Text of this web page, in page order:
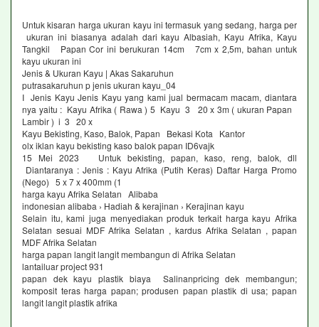
Untuk kisaran harga ukuran kayu ini termasuk yang sedang, harga per
ukuran ini biasanya adalah dari kayu Albasiah, Kayu Afrika, Kayu
Tangkil Papan Cor ini berukuran 14cm 7cm x 2,5m, bahan untuk
kayu ukuran ini
Jenis & Ukuran Kayu | Akas Sakaruhun
putrasakaruhun p jenis ukuran kayu_04
I Jenis Kayu Jenis Kayu yang kami jual bermacam macam, diantara
nya yaitu : Kayu Afrika ( Rawa ) 5 Kayu 3 20 x 3m ( ukuran Papan
Lambir ) i 3 20 x
Kayu Bekisting, Kaso, Balok, Papan Bekasi Kota Kantor
olx iklan kayu bekisting kaso balok papan ID6vajk
15 Mei 2023 Untuk bekisting, papan, kaso, reng, balok, dll
Diantaranya : Jenis : Kayu Afrika (Putih Keras) Daftar Harga Promo
(Nego) 5 x 7 x 400mm (1
harga kayu Afrika Selatan Alibaba
indonesian alibaba › Hadiah & kerajinan › Kerajinan kayu
Selain itu, kami juga menyediakan produk terkait harga kayu Afrika
Selatan sesuai MDF Afrika Selatan , kardus Afrika Selatan , papan
MDF Afrika Selatan
harga papan langit langit membangun di Afrika Selatan
lantailuar project 931
papan dek kayu plastik biaya Salinanpricing dek membangun;
komposit teras harga papan; produsen papan plastik di usa; papan
langit langit plastik afrika